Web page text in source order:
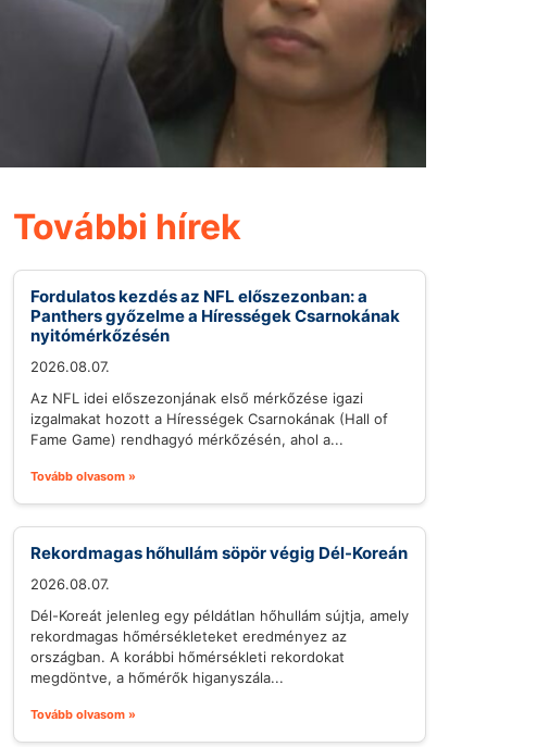
További hírek
Fordulatos kezdés az NFL előszezonban: a
Panthers győzelme a Hírességek Csarnokának
nyitómérkőzésén
2026.08.07.
Az NFL idei előszezonjának első mérkőzése igazi
izgalmakat hozott a Hírességek Csarnokának (Hall of
Fame Game) rendhagyó mérkőzésén, ahol a...
Tovább olvasom »
Rekordmagas hőhullám söpör végig Dél-Koreán
2026.08.07.
Dél-Koreát jelenleg egy példátlan hőhullám sújtja, amely
rekordmagas hőmérsékleteket eredményez az
országban. A korábbi hőmérsékleti rekordokat
megdöntve, a hőmérők higanyszála...
Tovább olvasom »